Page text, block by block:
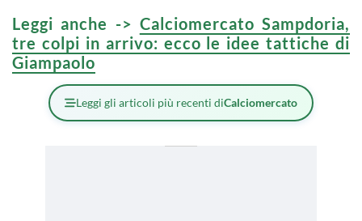
Leggi anche -> Calciomercato Sampdoria,
tre colpi in arrivo: ecco le idee tattiche di
Giampaolo
Leggi gli articoli più recenti diCalciomercato